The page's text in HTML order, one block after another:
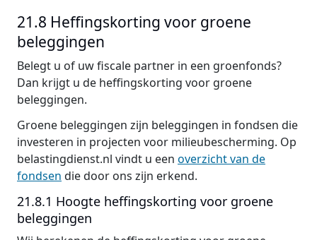
21.8 Heffingskorting voor groene
beleggingen
Belegt u of uw fiscale partner in een groenfonds?
Dan krijgt u de heffingskorting voor groene
beleggingen.
Groene beleggingen zijn beleggingen in fondsen die
investeren in projecten voor milieubescherming. Op
belastingdienst.nl vindt u een overzicht van de
fondsen die door ons zijn erkend.
21.8.1 Hoogte heffingskorting voor groene
beleggingen